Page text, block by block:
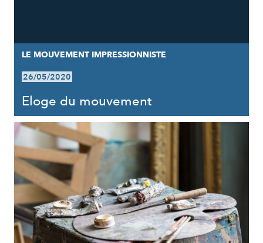
LE MOUVEMENT IMPRESSIONNISTE
26/05/2020
Eloge du mouvement